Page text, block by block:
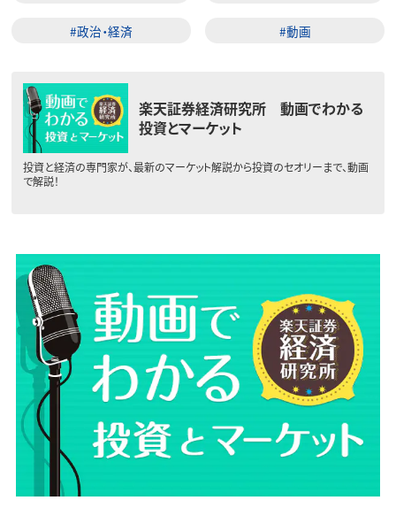
#政治・経済 #動画
楽天証券経済研究所 動画でわかる
投資とマーケット
投資と経済の専門家が、最新のマーケット解説から投資のセオリーまで、動画
で解説！